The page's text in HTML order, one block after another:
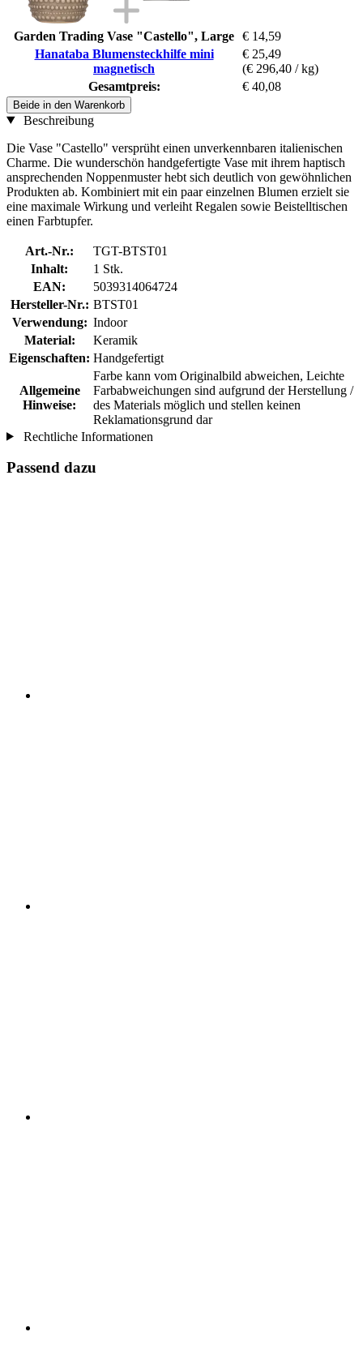
Garden Trading Vase "Castello", Large € 14,59
Hanataba Blumensteckhilfe mini
magnetisch
€ 25,49
(€ 296,40 / kg)
Gesamtpreis:
€ 40,08
Beide in den Warenkorb
Beschreibung
Die Vase "Castello" versprüht einen unverkennbaren italienischen
Charme. Die wunderschön handgefertigte Vase mit ihrem haptisch
ansprechenden Noppenmuster hebt sich deutlich von gewöhnlichen
Produkten ab. Kombiniert mit ein paar einzelnen Blumen erzielt sie
eine maximale Wirkung und verleiht Regalen sowie Beistelltischen
einen Farbtupfer.
Art.-Nr.:
TGT-BTST01
Inhalt:
1 Stk.
EAN:
5039314064724
Hersteller-Nr.: BTST01
Verwendung: Indoor
Material:
Keramik
Eigenschaften: Handgefertigt
Allgemeine
Hinweise:
Farbe kann vom Originalbild abweichen, Leichte
Farbabweichungen sind aufgrund der Herstellung /
des Materials möglich und stellen keinen
Reklamationsgrund dar
Rechtliche Informationen
Passend dazu